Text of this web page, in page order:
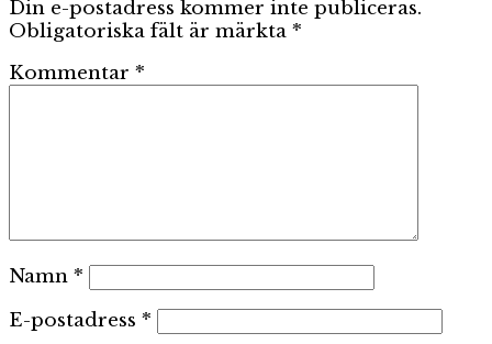
Din e-postadress kommer inte publiceras.
Obligatoriska fält är märkta *
Kommentar *
Namn *
E-postadress *